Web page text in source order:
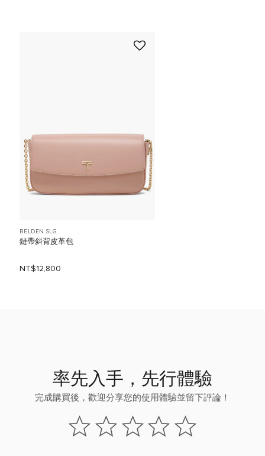
BELDEN SLG
鏈帶斜背皮革包
NT$12,800
率先入手，先行體驗
完成購買後，歡迎分享您的使用體驗並留下評論！